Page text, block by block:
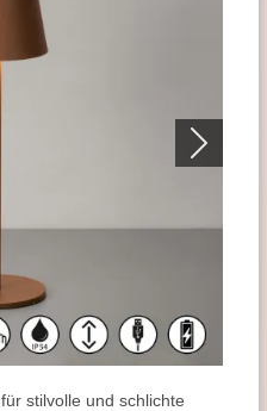
für stilvolle und schlichte